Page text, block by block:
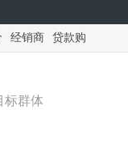
经销商 贷款购
标群体